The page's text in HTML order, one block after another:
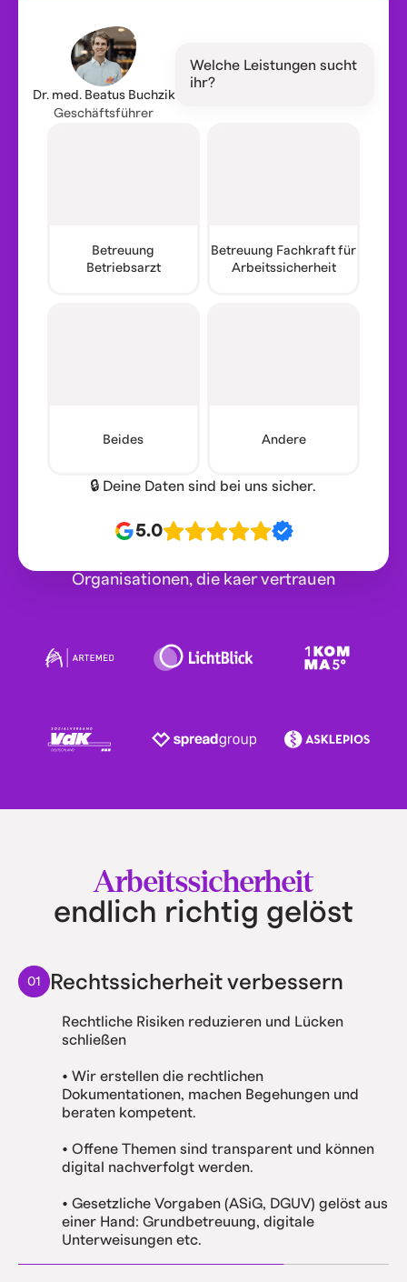
Dr. med. Beatus Buchzik
Geschäftsführer
Welche Leistungen sucht
ihr?
Betreuung
Betriebsarzt
Betreuung Fachkraft für
Arbeitssicherheit
Beides Andere
🔒 Deine Daten sind bei uns sicher.
5.0
Organisationen, die kaer vertrauen
Arbeitssicherheit
endlich richtig gelöst
01 Rechtssicherheit verbessern
Rechtliche Risiken reduzieren und Lücken
schließen
• Wir erstellen die rechtlichen
Dokumentationen, machen Begehungen und
beraten kompetent.
• Offene Themen sind transparent und können
digital nachverfolgt werden.
• Gesetzliche Vorgaben (ASiG, DGUV) gelöst aus
einer Hand: Grundbetreuung, digitale
Unterweisungen etc.